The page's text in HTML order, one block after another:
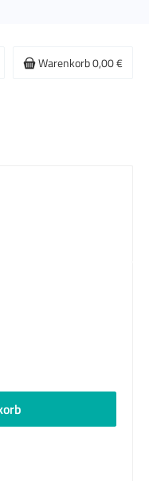
Warenkorb0,00 €
Schaltflächen um die